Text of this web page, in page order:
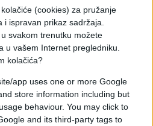
(cookies) za pružanje
i ispravan prikaz sadržaja.
svakom trenutku možete
u vašem Internet pregledniku.
kolačića?
app uses one or more Google
store information including but
behaviour. You may click to
and its third-party tags to
je
dodatni sporazum
750 miliona eura za četiri
u dužini od oko 70
500 miliona na teritoriji
na teritoriji Republike
značajna dionica
cjelokupne BiH i time
i jači protok roba i ljudi,